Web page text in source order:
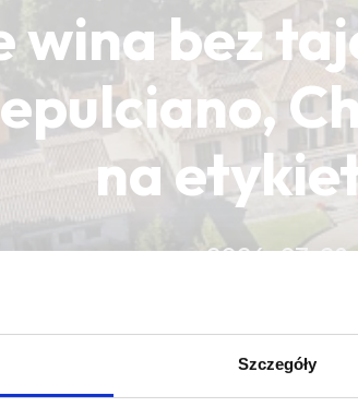
Szczegóły
wina bez
na
2026-07-28
CZYTAJ WIĘCEJ